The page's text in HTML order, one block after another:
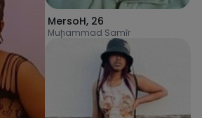
MersoH, 26
Muḩammad Samīr